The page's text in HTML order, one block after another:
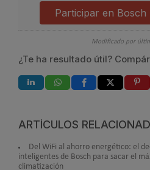
Participar en Bosch
Modificado por
¿Te ha resultado útil?
ARTÍCULOS
Del WiFi al ahorro energético: el
inteligentes de Bosch para sacar el
climatización